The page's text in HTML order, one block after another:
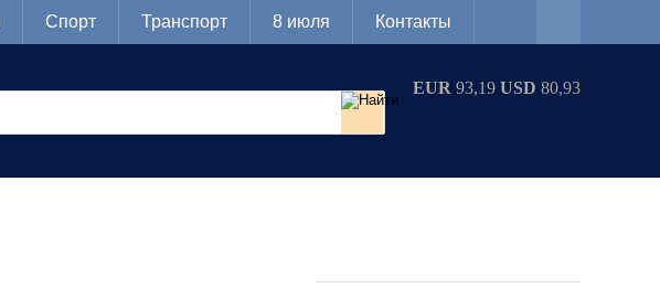
Спорт Транспорт 8 июля Контакты
EUR 93,19 USD 80,93